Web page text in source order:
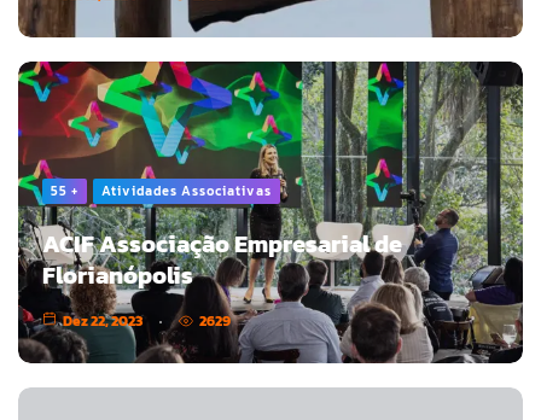
55 + Atividades Associativas
ACIF Associação Empresarial de
Florianópolis
Dez 22, 2023 2629